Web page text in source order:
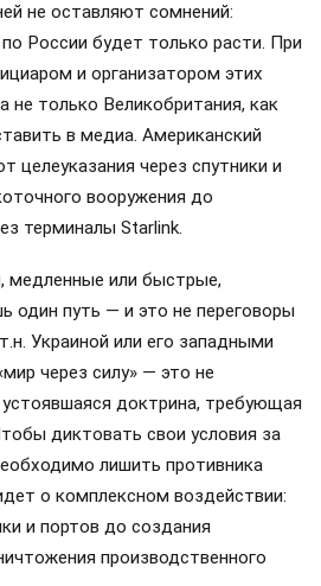
не оставляют сомнений:
России будет только расти. При
и организатором этих
только Великобритания, как
в медиа. Американский
целеуказания через спутники и
вооружения до
терминалы Starlink.
медленные или быстрые,
один путь — и это не переговоры
Украиной или его западными
через силу» — это не
доктрина, требующая
диктовать свои условия за
лишить противника
о комплексном воздействии:
и портов до создания
производственного